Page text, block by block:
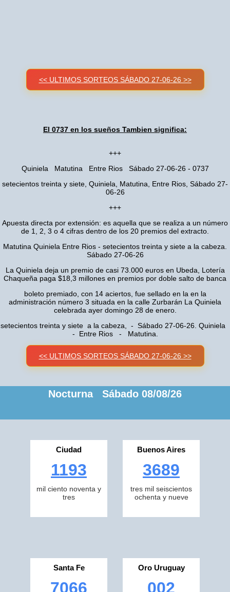
<< ULTIMOS SORTEOS SÁBADO 27-06-26 >>
El 0737 en los sueños Tambien significa:
+++
Quiniela Matutina Entre Rios Sábado 27-06-26 - 0737
setecientos treinta y siete, Quiniela, Matutina, Entre Rios, Sábado 27-
06-26
+++
Apuesta directa por extensión: es aquella que se realiza a un número
de 1, 2, 3 o 4 cifras dentro de los 20 premios del extracto.
Matutina Quiniela Entre Rios - setecientos treinta y siete a la cabeza.
Sábado 27-06-26
La Quiniela deja un premio de casi 73.000 euros en Ubeda, Lotería
Chaqueña paga $18,3 millones en premios por doble salto de banca
boleto premiado, con 14 aciertos, fue sellado en la en la
administración número 3 situada en la calle Zurbarán La Quiniela
celebrada ayer domingo 28 de enero.
setecientos treinta y siete a la cabeza, - Sábado 27-06-26. Quiniela
- Entre Rios - Matutina.
<< ULTIMOS SORTEOS SÁBADO 27-06-26 >>
Nocturna Sábado 08/08/26
Ciudad
1193
mil ciento noventa y
tres
Buenos Aires
3689
tres mil seiscientos
ochenta y nueve
Santa Fe
7066
Oro Uruguay
002